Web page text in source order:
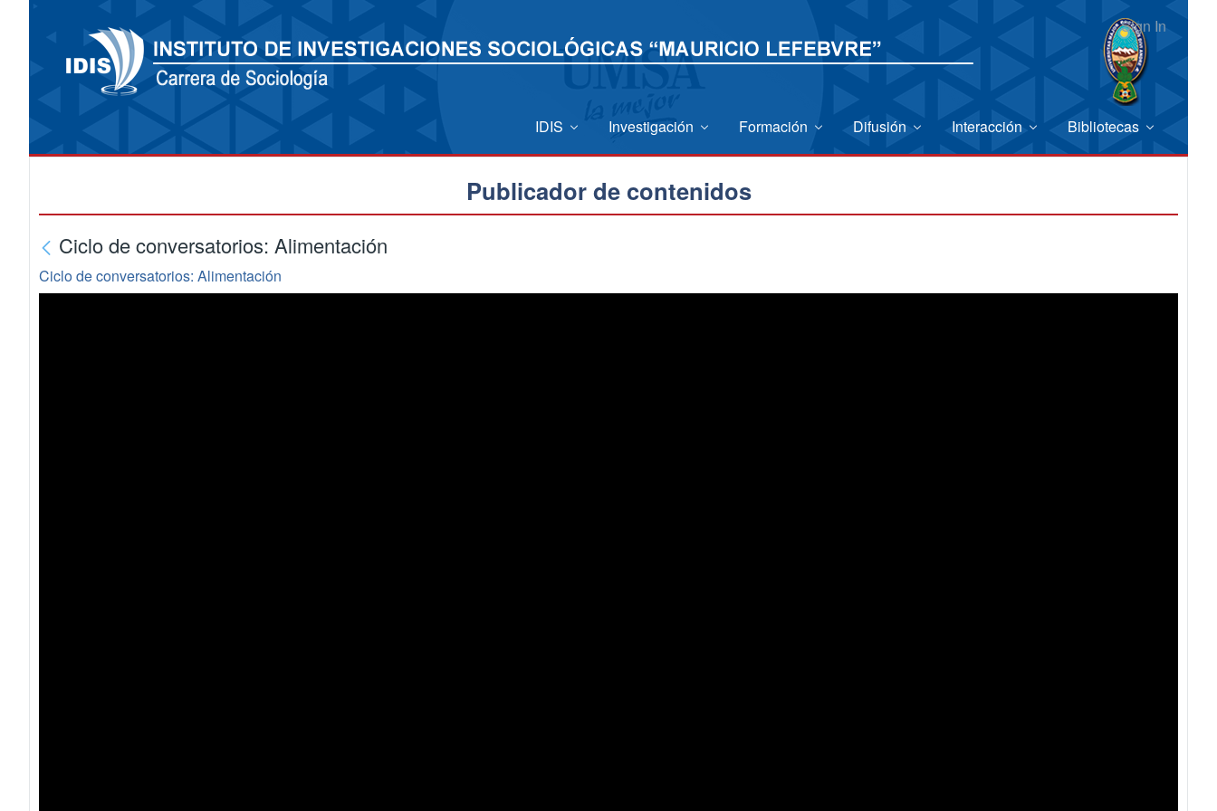
Sign In
IDIS Investigación Formación Difusión Interacción Bibliotecas
Publicador de contenidos
Ciclo de conversatorios: Alimentación
Ciclo de conversatorios: Alimentación